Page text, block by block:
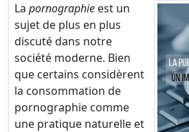
La pornographie est un
sujet de plus en plus
discuté dans notre
société moderne. Bien
que certains considèrent
la consommation de
pornographie comme
une pratique naturelle et